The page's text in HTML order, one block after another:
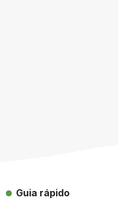
Guia rápido